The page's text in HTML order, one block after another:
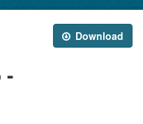
Download
-